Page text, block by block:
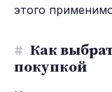
этого
# Как
покупкой